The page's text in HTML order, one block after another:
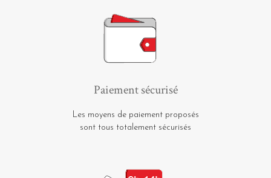
Paiement sécurisé
Les moyens de paiement proposés
sont tous totalement sécurisés